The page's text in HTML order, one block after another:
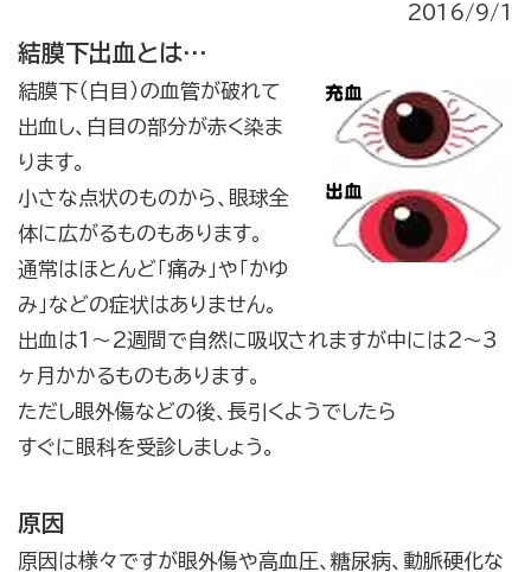
2016/9/1
結膜下出血とは…
結膜下（白目）の血管が破れて
出血し、白目の部分が赤く染ま
ります。
小さな点状のものから、眼球全
体に広がるものもあります。
通常はほとんど「痛み」や「かゆ
み」などの症状はありません。
出血は1～2週間で自然に吸収されますが中には2～3
ヶ月かかるものもあります。
ただし眼外傷などの後、長引くようでしたら
すぐに眼科を受診しましょう。
原因
原因は様々ですが眼外傷や高血圧、糖尿病、動脈硬化な